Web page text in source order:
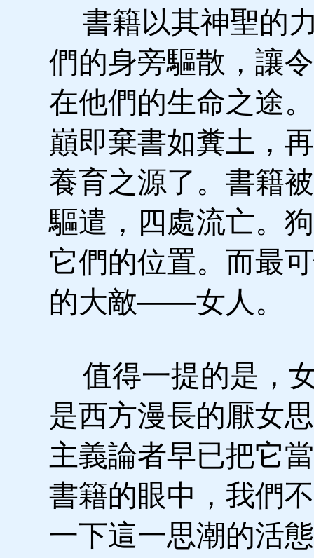
書籍以其神聖的
們的身旁驅散，讓
在他們的生命之途
巔即棄書如糞土，
養育之源了。書籍
驅遣，四處流亡。
它們的位置。而最
的大敵——女人。
值得一提的是，
是西方漫長的厭女
主義論者早已把它
書籍的眼中，我們
一下這一思潮的活